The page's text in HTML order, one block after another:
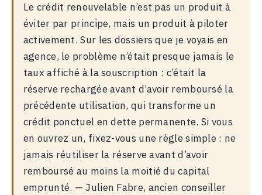
Le crédit renouvelable n’est pas un produit à
éviter par principe, mais un produit à piloter
activement. Sur les dossiers que je voyais en
agence, le problème n’était presque jamais le
taux affiché à la souscription : c’était la
réserve rechargée avant d’avoir remboursé la
précédente utilisation, qui transforme un
crédit ponctuel en dette permanente. Si vous
en ouvrez un, fixez-vous une règle simple : ne
jamais réutiliser la réserve avant d’avoir
remboursé au moins la moitié du capital
emprunté. — Julien Fabre, ancien conseiller